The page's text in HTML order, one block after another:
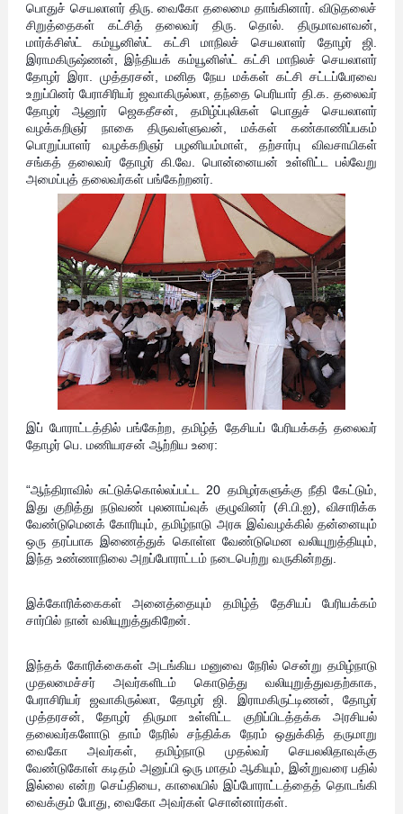
பொதுச் செயலாளர் திரு. வைகோ தலைமை தாங்கினார். விடுதலைச்
சிறுத்தைகள் கட்சித் தலைவர் திரு. தொல். திருமாவளவன்,
மார்க்சிஸ்ட் கம்யூனிஸ்ட் கட்சி மாநிலச் செயலாளர் தோழர் ஜி.
இராமகிருஷ்ணன், இந்தியக் கம்யூனிஸ்ட் கட்சி மாநிலச் செயலாளர்
தோழர் இரா. முத்தரசன், மனித நேய மக்கள் கட்சி சட்டப்பேரவை
உறுப்பினர் பேராசிரியர் ஜவாகிருல்லா, தந்தை பெரியார் தி.க. தலைவர்
தோழர் ஆனூர் ஜெகதீசன், தமிழ்ப்புலிகள் பொதுச் செயலாளர்
வழக்கறிஞர் நாகை திருவள்ளுவன், மக்கள் கண்காணிப்பகம்
பொறுப்பாளர் வழக்கறிஞர் பழனியம்மாள், தற்சார்பு விவசாயிகள்
சங்கத் தலைவர் தோழர் கி.வே. பொன்னையன் உள்ளிட்ட பல்வேறு
அமைப்புத் தலைவர்கள் பங்கேற்றனர்.
இப் போராட்டத்தில் பங்கேற்ற, தமிழ்த் தேசியப் பேரியக்கத் தலைவர்
தோழர் பெ. மணியரசன் ஆற்றிய உரை:
“ஆந்திராவில் சுட்டுக்கொல்லப்பட்ட 20 தமிழர்களுக்கு நீதி கேட்டும்,
இது குறித்து நடுவண் புலனாய்வுக் குழுவினர் (சி.பி.ஐ), விசாரிக்க
வேண்டுமெனக் கோரியும், தமிழ்நாடு அரசு இவ்வழக்கில் தன்னையும்
ஒரு தரப்பாக இணைத்துக் கொள்ள வேண்டுமென வலியுறுத்தியும்,
இந்த உண்ணாநிலை அறப்போராட்டம் நடைபெற்று வருகின்றது.
இக்கோரிக்கைகள் அனைத்தையும் தமிழ்த் தேசியப் பேரியக்கம்
சார்பில் நான் வலியுறுத்துகிறேன்.
இந்தக் கோரிக்கைகள் அடங்கிய மனுவை நேரில் சென்று தமிழ்நாடு
முதலமைச்சர் அவர்களிடம் கொடுத்து வலியுறுத்துவதற்காக,
பேராசிரியர் ஜவாகிருல்லா, தோழர் ஜி. இராமகிருட்டிணன், தோழர்
முத்தரசன், தோழர் திருமா உள்ளிட்ட குறிப்பிடத்தக்க அரசியல்
தலைவர்களோடு தாம் நேரில் சந்திக்க நேரம் ஒதுக்கித் தருமாறு
வைகோ அவர்கள், தமிழ்நாடு முதல்வர் செயலலிதாவுக்கு
வேண்டுகோள் கடிதம் அனுப்பி ஒரு மாதம் ஆகியும், இன்றுவரை பதில்
இல்லை என்ற செய்தியை, காலையில் இப்போராட்டத்தைத் தொடங்கி
வைக்கும் போது, வைகோ அவர்கள் சொன்னார்கள்.